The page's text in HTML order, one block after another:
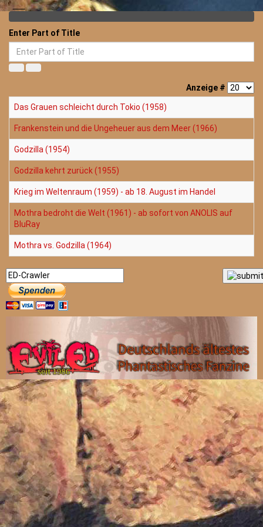
Enter Part of Title
Anzeige #
Das Grauen schleicht durch Tokio (1958)
Frankenstein und die Ungeheuer aus dem Meer (1966)
Godzilla (1954)
Godzilla kehrt zurück (1955)
Krieg im Weltenraum (1959) - ab 18. August im Handel
Mothra bedroht die Welt (1961) - ab sofort von ANOLIS auf
BluRay
Mothra vs. Godzilla (1964)